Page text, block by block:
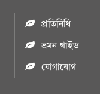
প্রতিনিধি
ভ্রমন গাইড
যোগাযোগ